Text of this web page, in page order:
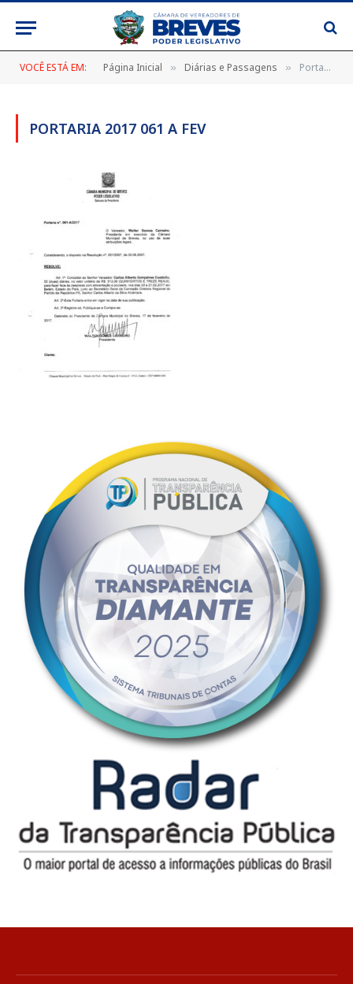
VOCÊ ESTÁ EM: Página Inicial » Diárias e Passagens » Portaria 2017 061 A fev
PORTARIA 2017 061 A FEV